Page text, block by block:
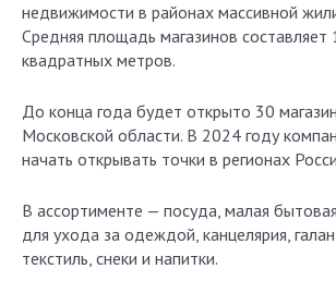
недвижимости в районах массивной
Средняя площадь магазинов
квадратных метров.
До конца года будет открыто 30
Московской области. В 2024 году
начать открывать точки в регионах
В ассортименте — посуда, малая
для ухода за одеждой, канцелярия,
текстиль, снеки и напитки.